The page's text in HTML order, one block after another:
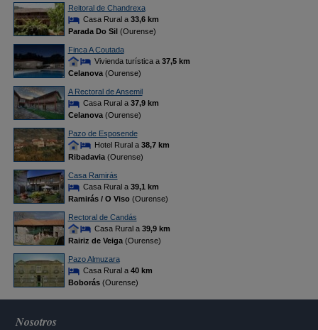
Reitoral de Chandrexa
Casa Rural a 33,6 km
Parada Do Sil(Ourense)
Finca A Coutada
Vivienda turística a 37,5 km
Celanova(Ourense)
A Rectoral de Ansemil
Casa Rural a 37,9 km
Celanova(Ourense)
Pazo de Esposende
Hotel Rural a 38,7 km
Ribadavia(Ourense)
Casa Ramirás
Casa Rural a 39,1 km
Ramirás / O Viso(Ourense)
Rectoral de Candás
Casa Rural a 39,9 km
Rairiz de Veiga(Ourense)
Pazo Almuzara
Casa Rural a 40 km
Boborás(Ourense)
Nosotros